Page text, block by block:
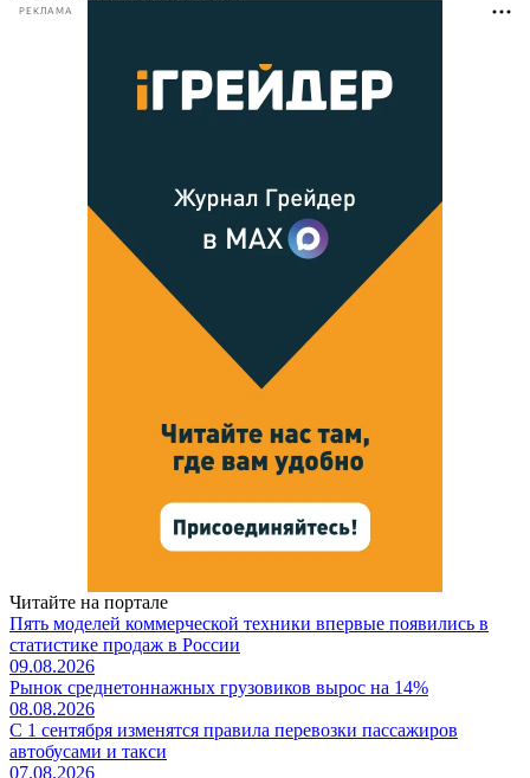
РЕКЛАМА
Читайте на портале
Пять моделей коммерческой техники впервые появились в
статистике продаж в России
09.08.2026
Рынок среднетоннажных грузовиков вырос на 14%
08.08.2026
С 1 сентября изменятся правила перевозки пассажиров
автобусами и такси
07.08.2026